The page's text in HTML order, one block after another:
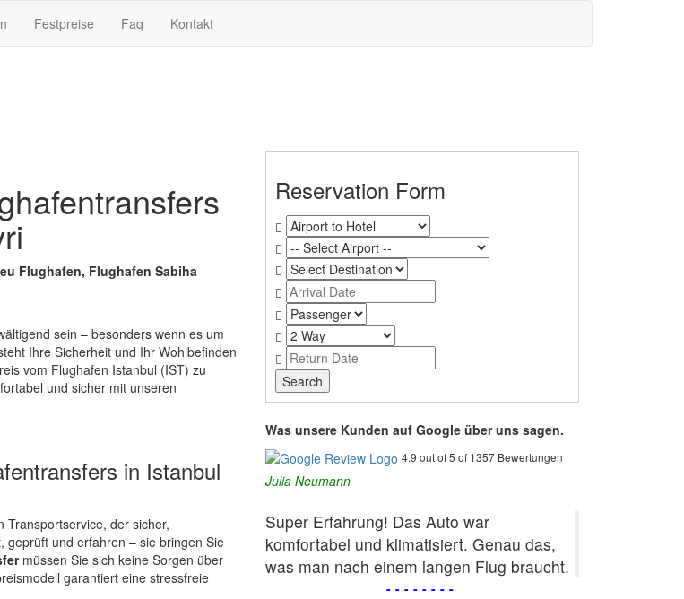
Festpreise Faq Kontakt
Flughafen, Flughafen Sabiha
sein – besonders wenn es um
Ihre Sicherheit und Ihr Wohlbefinden
vom Flughafen Istanbul (IST) zu
und sicher mit unseren
in Istanbul
Transportservice, der sicher,
geprüft und erfahren – sie bringen Sie
müssen Sie sich keine Sorgen über
garantiert eine stressfreie
Reservation Form
Was unsere Kunden auf Google über uns sagen.
4.9 out of 5 of 1357 Bewertungen
Julia Neumann
Super Erfahrung! Das Auto war
komfortabel und klimatisiert. Genau das,
was man nach einem langen Flug braucht.
--------